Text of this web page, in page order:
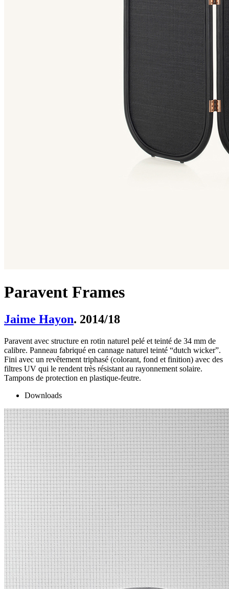
Paravent Frames
Jaime Hayon. 2014/18
Paravent avec structure en rotin naturel pelé et teinté de 34 mm de
calibre. Panneau fabriqué en cannage naturel teinté “dutch wicker”.
Fini avec un revêtement triphasé (colorant, fond et finition) avec des
filtres UV qui le rendent très résistant au rayonnement solaire.
Tampons de protection en plastique-feutre.
Downloads